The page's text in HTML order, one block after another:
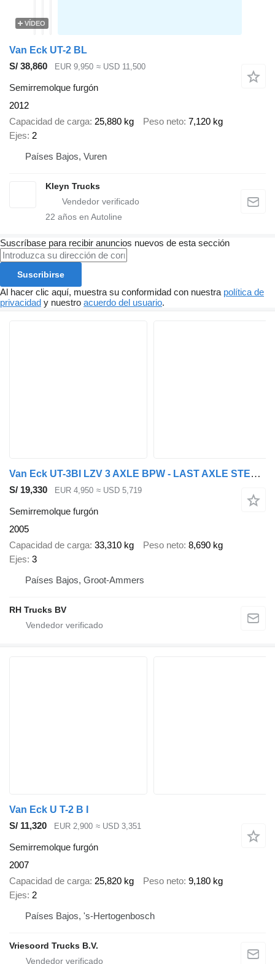
VÍDEO
Van Eck UT-2 BL
S/ 38,860
EUR 9,950 ≈ USD 11,500
Semirremolque furgón
2012
Capacidad de carga 25,880 kg Peso neto 7,120 kg
Ejes 2
Países Bajos, Vuren
Kleyn Trucks
22 años en Autoline
Suscríbase para recibir anuncios nuevos de esta sección
Suscribirse
Al hacer clic aquí, muestra su conformidad con nuestra política de
privacidad y nuestro acuerdo del usuario.
Van Eck UT-3BI LZV 3 AXLE BPW - LAST AXLE STEERING + VAN ECK TRAILER 2 A
S/ 19,330 EUR 4,950 ≈ USD 5,719
Semirremolque furgón
2005
Capacidad de carga 33,310 kg Peso neto 8,690 kg
Ejes 3
Países Bajos, Groot-Ammers
RH Trucks BV
Van Eck U T-2 B I
S/ 11,320
EUR 2,900 ≈ USD 3,351
Semirremolque furgón
2007
Capacidad de carga 25,820 kg Peso neto 9,180 kg
Ejes 2
Países Bajos, 's-Hertogenbosch
Vriesoord Trucks B.V.